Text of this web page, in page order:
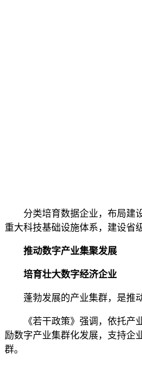
分类培育数据企业，布局建
重大科技基础设施体系，建设省
推动数字产业集聚发展
培育壮大数字经济企业
蓬勃发展的产业集群，是推
《若干政策》强调，依托
励数字产业集群化发展，支持企
群。